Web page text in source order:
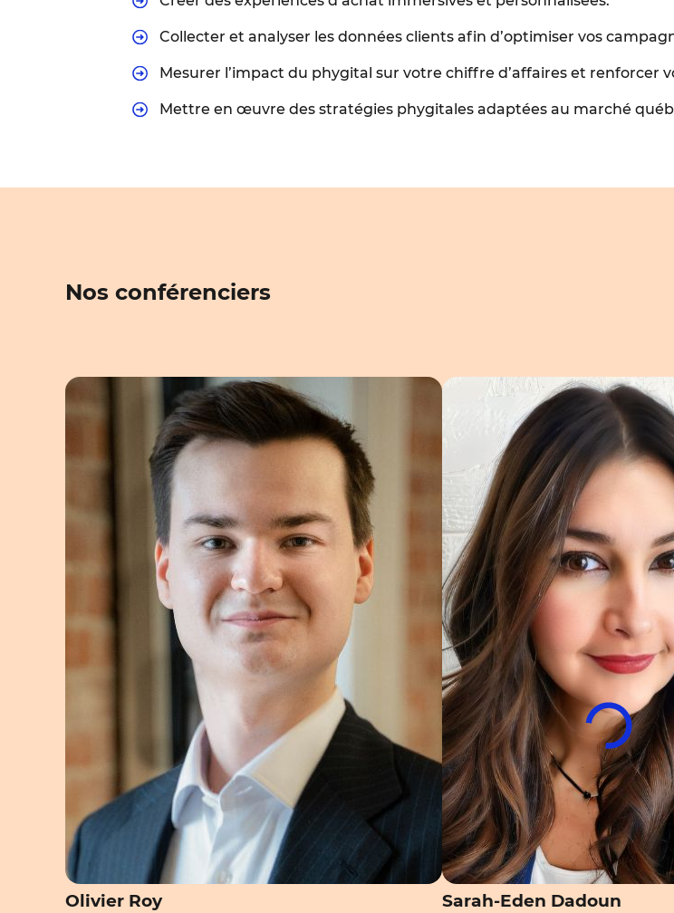
Collecter et analyser les données clients afin d’optimiser vos
Mesurer l’impact du phygital sur votre chiffre d’affaires et renforcer
Mettre en œuvre des stratégies phygitales adaptées au marché
Nos conférenciers
Olivier Roy Sarah-Eden Dadoun